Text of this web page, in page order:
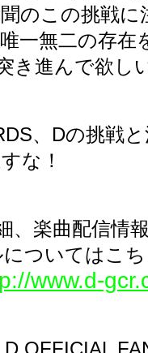
のこの挑戦に
一無二の存在
き進んで欲し
、Dの挑戦
な！
、楽曲配信情
ついてはこ
www.d-
D OFFICIAL